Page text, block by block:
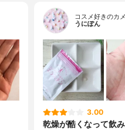
コスメ好きのカ
うにぽん
3.00
乾燥が酷くなって飲み